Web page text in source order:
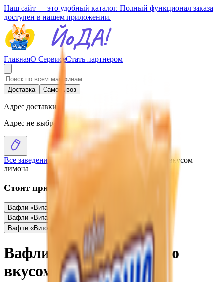
Наш сайт — это удобный каталог. Полный функционал заказа
доступен в нашем приложении.
ГлавнаяО СервисеСтать партнером
Доставка Самовывоз
Адрес доставки
Адрес не выбран
Все заведения› Каталог›Вафли «Спартак Топ» со вкусом
лимона
Стоит присмотреться
Вафли «Вита» вкус сливок
Вафли «Вита» вкус сливок
2.30BYN
Вафли «Витоша» вкус фундука2.54
Вафли «Спартак Топ» со
вкусом лимона